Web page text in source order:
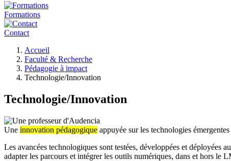
Formations
Contact
d'Ariane
Accueil
Faculté & Recherche
Pédagogie à impact
Technologie/Innovation
Technologie/Innovation
Une innovation pédagogique appuyée sur les technologies
Les avancées technologiques sont testées, développées et
adapter les parcours et intégrer les outils numériques, dans et hors le